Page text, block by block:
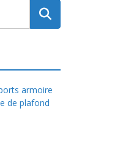
armoire
de plafond